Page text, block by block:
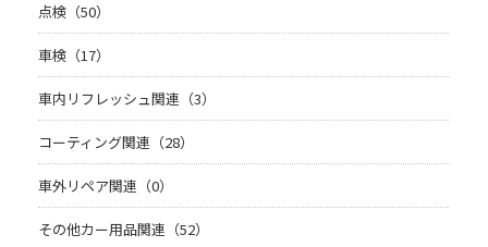
点検（50）
車検（17）
車内リフレッシュ関連（3）
コーティング関連（28）
車外リペア関連（0）
その他カー用品関連（52）